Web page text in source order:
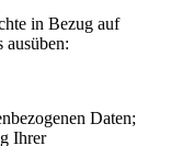
in Bezug auf
ausüben:
Daten;
Ihrer